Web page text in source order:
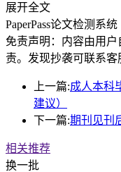
展开全文
PaperPass论文检测系统
免责声明：内容由用
责。发现抄袭可联系客
上一篇:成人本科
建议）
下一篇:期刊见刊
相关推荐
换一批